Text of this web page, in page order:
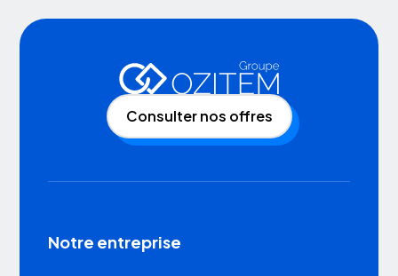
Consulter nos offres
Notre entreprise